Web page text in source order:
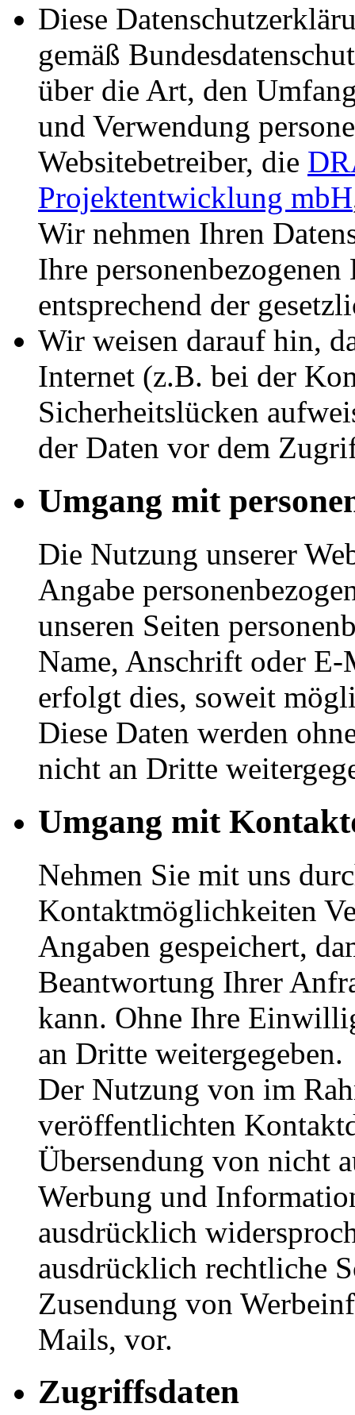
Diese
gemäß
über die Art, den
und Verwendung
Websitebetreiber, die
Projektentwicklung mbH
Wir nehmen Ihren
Ihre
entsprechend der
Wir weisen darauf hin,
Internet (z.B. bei der
Sicherheitslücken
der Daten vor dem
Umgang mit
Die Nutzung unserer
Angabe
unseren Seiten
Name, Anschrift oder E-
erfolgt dies, soweit
Diese Daten werden
nicht an Dritte
Umgang mit
Nehmen Sie mit uns
Kontaktmöglichkeiten
Angaben gespeichert,
Beantwortung Ihrer
kann. Ohne Ihre
an Dritte weitergegeben.
Der Nutzung von im
veröffentlichten
Übersendung von nicht
Werbung und
ausdrücklich
ausdrücklich rechtliche
Zusendung von
Mails, vor.
Zugriffsdaten